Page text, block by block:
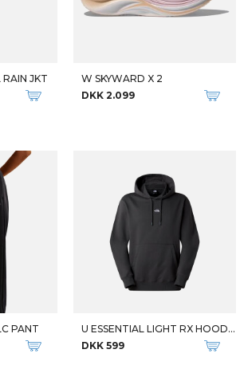
RAIN JKT
W SKYWARD X 2
DKK 2.099
PANT
U ESSENTIAL LIGHT RX HOODIE
DKK 599